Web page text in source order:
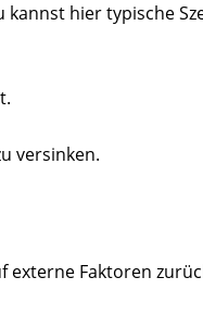
hier typische
versinken.
Faktoren